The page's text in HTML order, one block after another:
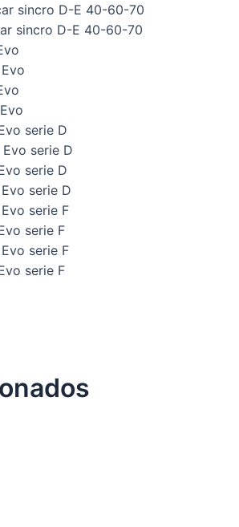
sincro D-E 40-60-70
sincro D-E 40-60-70
serie D
serie D
serie D
serie D
serie F
serie F
serie F
serie F